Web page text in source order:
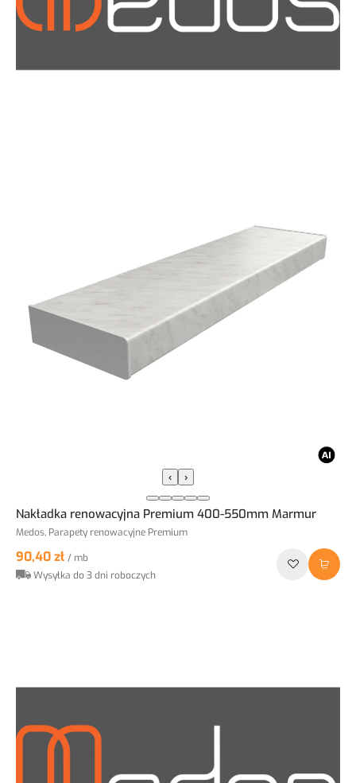
‹ ›
Nakładka renowacyjna Premium 400-550mm Marmur
Medos, Parapety renowacyjne Premium
90,40 zł / mb
Wysyłka do 3 dni roboczych